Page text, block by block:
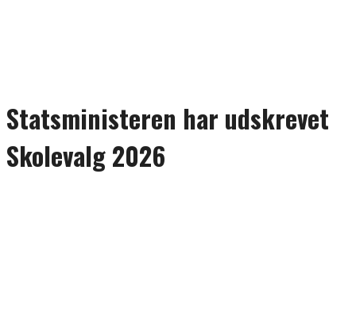
Statsministeren har udskrevet
Skolevalg 2026